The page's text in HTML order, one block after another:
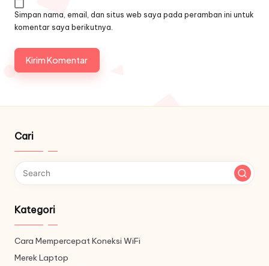
Simpan nama, email, dan situs web saya pada peramban ini untuk
komentar saya berikutnya.
Cari
Kategori
Cara Mempercepat Koneksi WiFi
Merek Laptop